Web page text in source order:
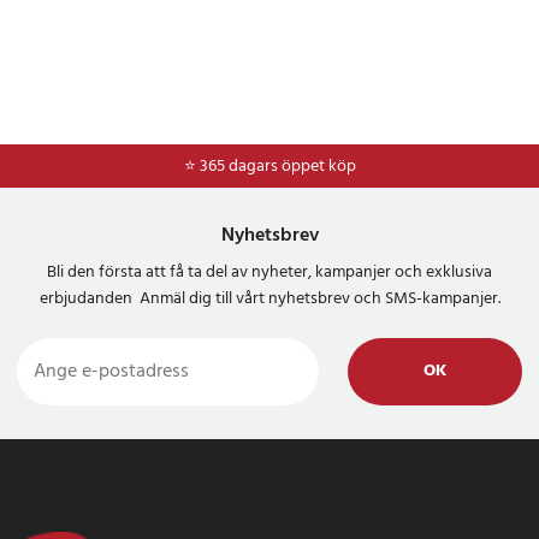
⭐ 365 dagars öppet köp
⭐Frakt 49kr *
Nyhetsbrev
Bli den första att få ta del av nyheter, kampanjer och exklusiva
erbjudanden Anmäl dig till vårt nyhetsbrev och SMS-kampanjer.
OK